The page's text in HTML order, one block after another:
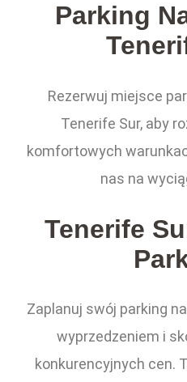
Parking
Rezerwuj miejsce
Tenerife Sur, aby
komfortowych
nas na
Tenerife
Zaplanuj swój parking
wyprzedzeniem i
konkurencyjnych cen.